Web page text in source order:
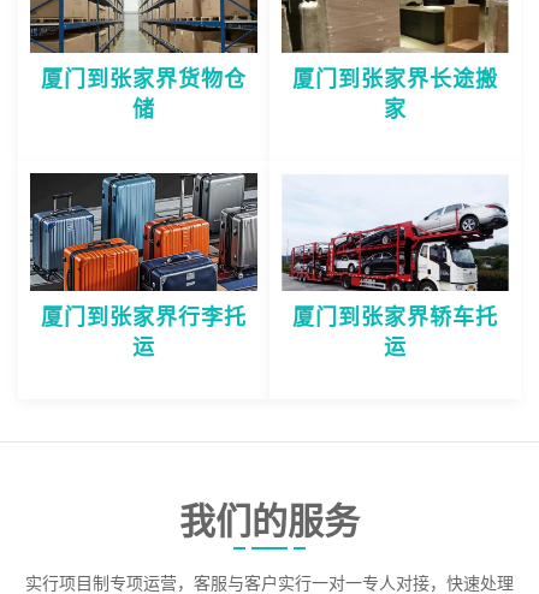
厦门到张家界货物仓
储
厦门到张家界长途搬
家
厦门到张家界行李托
运
厦门到张家界轿车托
运
我们的服务
实行项目制专项运营，客服与客户实行一对一专人对接，快速处理